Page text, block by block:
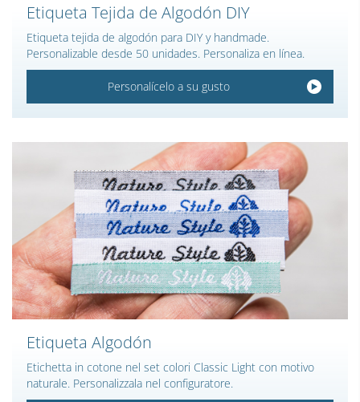
Etiqueta Tejida de Algodón DIY
Etiqueta tejida de algodón para DIY y handmade.
Personalizable desde 50 unidades. Personaliza en línea.
Personalícelo a su gusto
Etiqueta Algodón
Etichetta in cotone nel set colori Classic Light con motivo
naturale. Personalizzala nel configuratore.